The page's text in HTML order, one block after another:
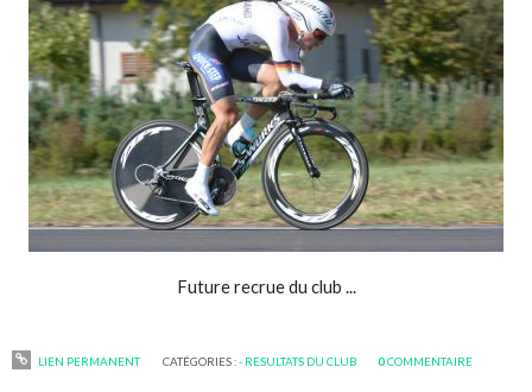
Future recrue du club ...
LIEN PERMANENT CATÉGORIES :- RESULTATS DU CLUB 0COMMENTAIRE